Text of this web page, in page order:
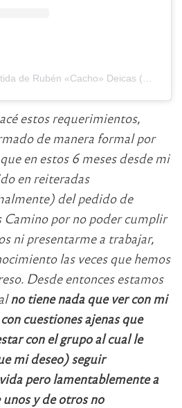
Una publicación compartida de Rubén «Cacho» Deicas (@cachodeicasoficial)
estos requerimientos,
de manera formal por
en estos 6 meses desde mi
en reiteradas
del pedido de
por no poder cumplir
ni presentarme a trabajar,
las veces que hemos
Desde entonces estamos
no tiene nada que ver con mi
cuestiones ajenas que
con el grupo al cual le
mi deseo) seguir
pero lamentablemente a
unos y de otros no